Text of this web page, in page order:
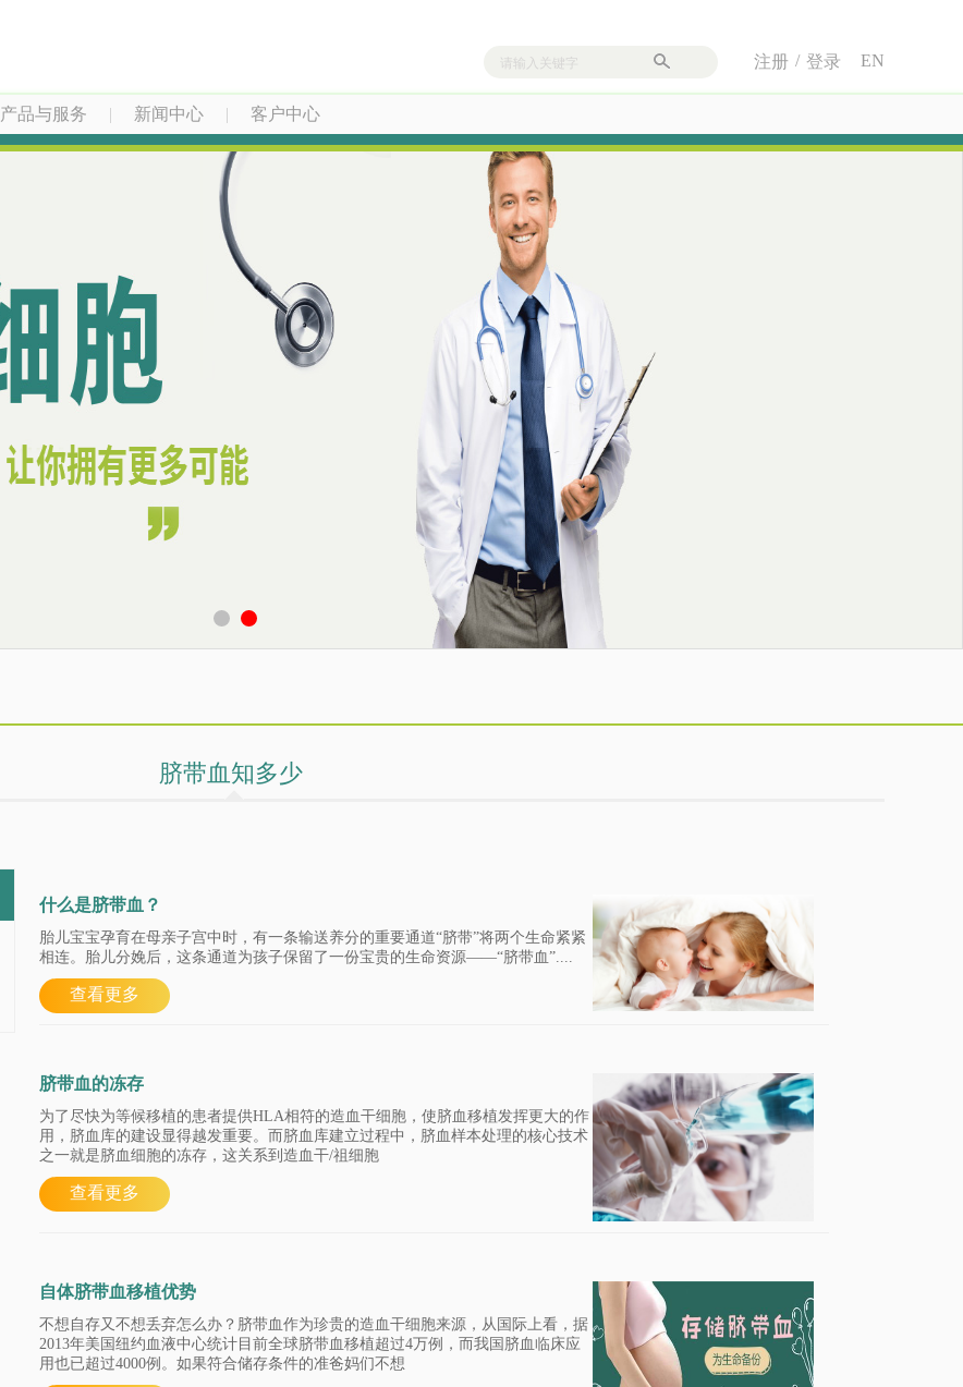
EN
登录
/
注册
产品与服务 | 新闻中心 | 客户中心
脐带血知多少
什么是脐带血？
胎儿宝宝孕育在母亲子宫中时，有一条输送养分的重要通道“脐带”将两个生命紧紧
相连。胎儿分娩后，这条通道为孩子保留了一份宝贵的生命资源——“脐带血”....
查看更多
脐带血的冻存
为了尽快为等候移植的患者提供HLA相符的造血干细胞，使脐血移植发挥更大的作
用，脐血库的建设显得越发重要。而脐血库建立过程中，脐血样本处理的核心技术
之一就是脐血细胞的冻存，这关系到造血干/祖细胞
查看更多
自体脐带血移植优势
不想自存又不想丢弃怎么办？脐带血作为珍贵的造血干细胞来源，从国际上看，据
2013年美国纽约血液中心统计目前全球脐带血移植超过4万例，而我国脐血临床应
用也已超过4000例。如果符合储存条件的准爸妈们不想